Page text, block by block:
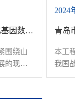
山东省传统文化基因数智设计高校文科实验室
围绕山
的现实
”交叉
2024
本工
我国
领域